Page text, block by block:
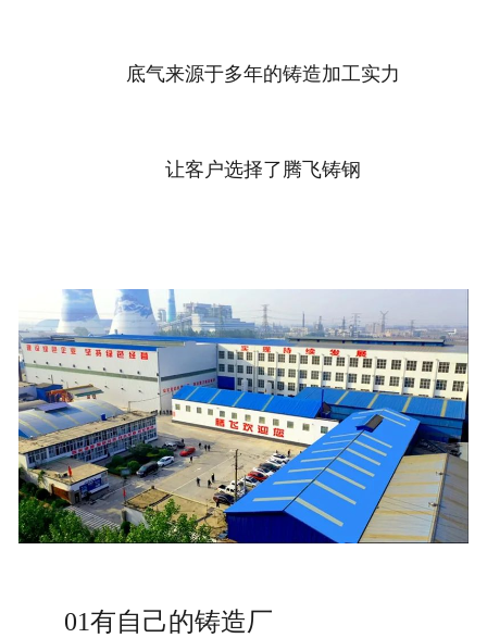
底气来源于多年的铸造加工实力
让客户选择了腾飞铸钢
01有自己的铸造厂